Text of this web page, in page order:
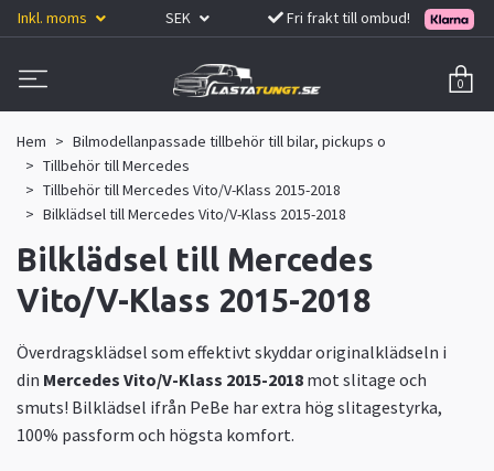
Inkl. moms SEK Fri frakt till ombud!
0
Hem
Bilmodellanpassade tillbehör till bilar, pickups o
Tillbehör till Mercedes
Tillbehör till Mercedes Vito/V-Klass 2015-2018
Bilklädsel till Mercedes Vito/V-Klass 2015-2018
Bilklädsel till Mercedes
Vito/V-Klass 2015-2018
Överdragsklädsel som effektivt skyddar originalklädseln i
din Mercedes Vito/V-Klass 2015-2018 mot slitage och
smuts! Bilklädsel ifrån PeBe har extra hög slitagestyrka,
100% passform och högsta komfort.